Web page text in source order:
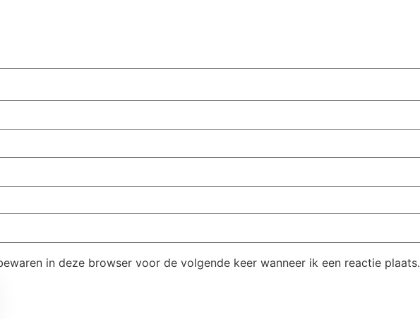
in deze browser voor de volgende keer wanneer ik een reactie plaats.